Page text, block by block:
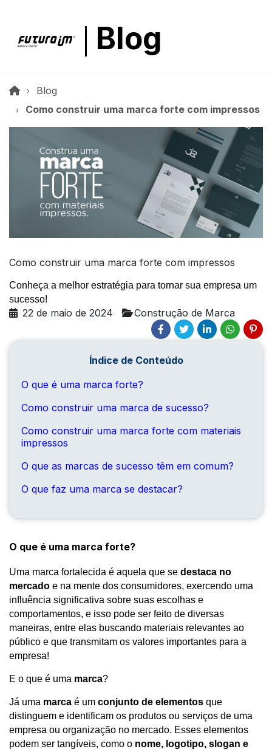
Blog
Blog
Como construir uma marca forte com impressos
Como construir uma marca forte com impressos
Conheça a melhor estratégia para tornar sua empresa um
sucesso!
22 de maio de 2024 Construção de Marca
Índice de Conteúdo
O que é uma marca forte?
Como construir uma marca de sucesso?
Como construir uma marca forte com materiais
impressos
O que as marcas de sucesso têm em comum?
O que faz uma marca se destacar?
O que é uma marca forte?
Uma marca fortalecida é aquela que se destaca no
mercado e na mente dos consumidores, exercendo uma
influência significativa sobre suas escolhas e
comportamentos, e isso pode ser feito de diversas
maneiras, entre elas buscando materiais relevantes ao
público e que transmitam os valores importantes para a
empresa!
E o que é uma marca?
Já uma marca é um conjunto de elementos que
distinguem e identificam os produtos ou serviços de uma
empresa ou organização no mercado. Esses elementos
podem ser tangíveis, como o nome, logotipo, slogan e